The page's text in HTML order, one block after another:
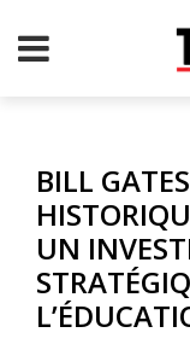
BILL
UN